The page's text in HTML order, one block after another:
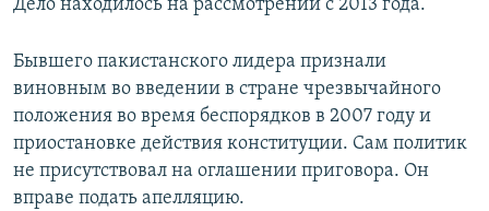
Дело находилось на рассмотрении с 2013 года.
Бывшего пакистанского лидера признали
виновным во введении в стране чрезвычайного
положения во время беспорядков в 2007 году и
приостановке действия конституции. Сам политик
не присутствовал на оглашении приговора. Он
вправе подать апелляцию.